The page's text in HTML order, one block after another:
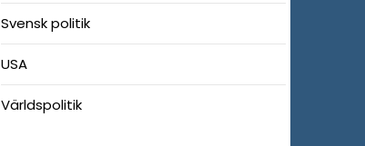
Svensk politik
USA
Världspolitik